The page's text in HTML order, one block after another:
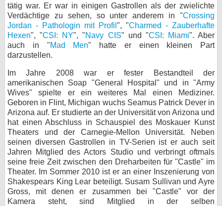
tätig war. Er war in einigen Gastrollen als der zwielichte
Verdächtige zu sehen, so unter anderem in "Crossing
Jordan - Pathologin mit Profil ", "Charmed - Zauberhafte
Hexen", "CSI: NY", "Navy CIS" und "CSI: Miami". Aber
auch in "Mad Men" hatte er einen kleinen Part
darzustellen.
Im Jahre 2008 war er fester Bestandteil der
amerikanischen Soap "General Hospital" und in "Army
Wives" spielte er ein weiteres Mal einen Mediziner.
Geboren in Flint, Michigan wuchs Seamus Patrick Dever in
Arizona auf. Er studierte an der Universität von Arizona und
hat einen Abschluss in Schauspiel des Moskauer Kunst
Theaters und der Carnegie-Mellon Universität. Neben
seinen diversen Gastrollen in TV-Serien ist er auch seit
Jahren Mitglied des Actors Studio und verbringt oftmals
seine freie Zeit zwischen den Dreharbeiten für "Castle" im
Theater. Im Sommer 2010 ist er an einer Inszenierung von
Shakespears King Lear beteiligt. Susam Sullivan und Ayre
Gross, mit denen er zusammen bei "Castle" vor der
Kamera steht, sind Mitglied in der selben
bei Facebook
Kontakt
Datenschutz
Cookie-Einstellungen
Impressum
Desktop-Ansicht
myFanbase